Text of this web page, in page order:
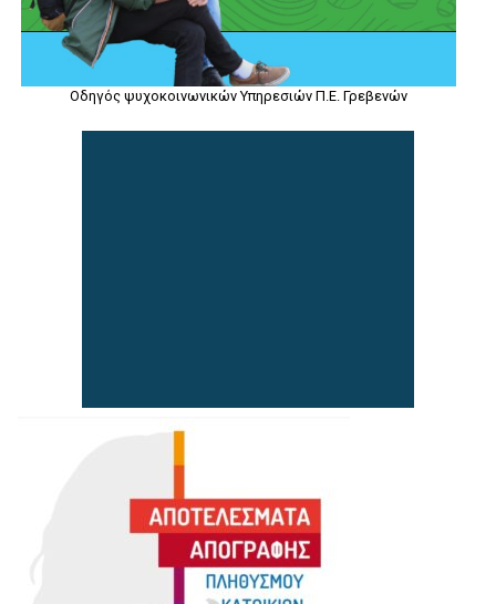
Οδηγός ψυχοκοινωνικών Υπηρεσιών Π.Ε. Γρεβενών